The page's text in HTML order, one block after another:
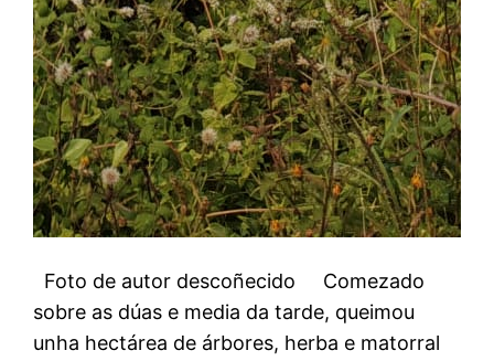
Foto de autor descoñecido Comezado
sobre as dúas e media da tarde, queimou
unha hectárea de árbores, herba e matorral